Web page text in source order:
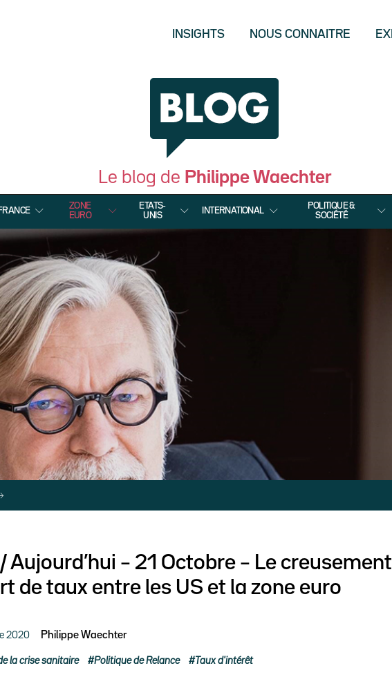
INSIGHTS NOUS CONNAITRE
Le blog de Philippe Waechter
ZONE
EURO
ETATS-
UNIS
INTERNATIONAL
POLITIQUE &
SOCIÉTÉ
Aujourd’hui – 21 Octobre – Le
de taux entre les US et la zone euro
2020 Philippe Waechter
la crise sanitaire Politique de Relance Taux d'intérêt